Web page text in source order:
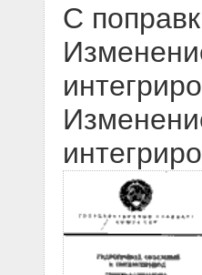
С